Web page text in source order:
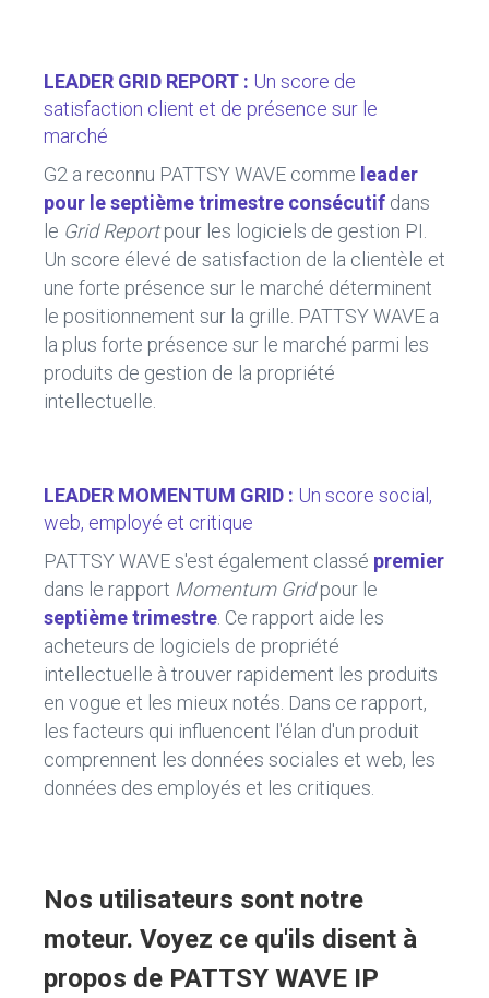
LEADER GRID REPORT : Un score de
satisfaction client et de présence sur le
marché
G2 a reconnu PATTSY WAVE comme leader
pour le septième trimestre consécutif dans
le Grid Reportpour les logiciels de gestion PI.
Un score élevé de satisfaction de la clientèle et
une forte présence sur le marché déterminent
le positionnement sur la grille. PATTSY WAVE a
la plus forte présence sur le marché parmi les
produits de gestion de la propriété
intellectuelle.
LEADER MOMENTUM GRID : Un score social,
web, employé et critique
PATTSY WAVE s'est également classé premier
dans le rapport Momentum Gridpour le
septième trimestre . Ce rapport aide les
acheteurs de logiciels de propriété
intellectuelle à trouver rapidement les produits
en vogue et les mieux notés. Dans ce rapport,
les facteurs qui influencent l'élan d'un produit
comprennent les données sociales et web, les
données des employés et les critiques.
Nos utilisateurs sont notre
moteur. Voyez ce qu'ils disent à
propos de PATTSY WAVE IP